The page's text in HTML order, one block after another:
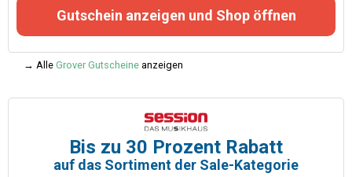
Gutschein anzeigen und Shop öffnen
→ Alle Grover Gutscheine anzeigen
Bis zu 30 Prozent Rabatt
auf das Sortiment der Sale-Kategorie